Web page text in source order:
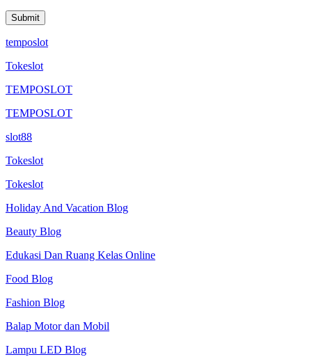
temposlot
Tokeslot
TEMPOSLOT
TEMPOSLOT
slot88
Tokeslot
Tokeslot
Holiday And Vacation Blog
Beauty Blog
Edukasi Dan Ruang Kelas Online
Food Blog
Fashion Blog
Balap Motor dan Mobil
Lampu LED Blog